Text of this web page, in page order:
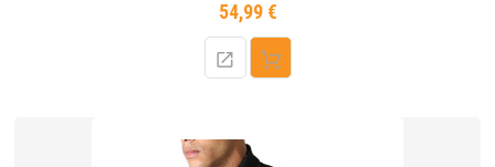
54,99 €Prix